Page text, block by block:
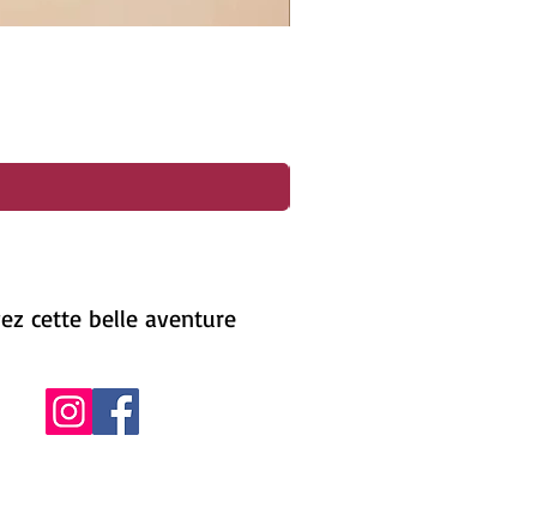
cette belle aventure